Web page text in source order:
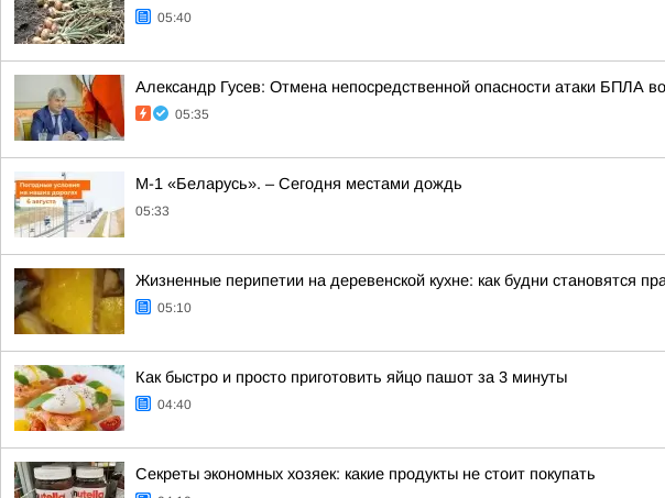
05:40
Александр Гусев: Отмена непосредственной опасности атаки БПЛА
05:35
М-1 «Беларусь». – Сегодня местами дождь
05:33
Жизненные перипетии на деревенской кухне: как будни становятся
05:10
Как быстро и просто приготовить яйцо пашот за 3 минуты
04:40
Секреты экономных хозяек: какие продукты не стоит покупать